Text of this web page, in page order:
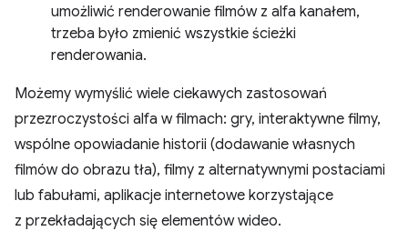
umożliwić renderowanie filmów z alfa kanałem,
trzeba było zmienić wszystkie ścieżki
renderowania.
Możemy wymyślić wiele ciekawych zastosowań
przezroczystości alfa w filmach: gry, interaktywne filmy,
wspólne opowiadanie historii (dodawanie własnych
filmów do obrazu tła), filmy z alternatywnymi postaciami
lub fabułami, aplikacje internetowe korzystające
z przekładających się elementów wideo.